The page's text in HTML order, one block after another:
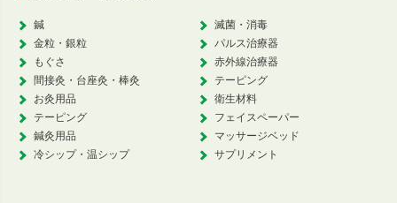
鍼
金粒・銀粒
もぐさ
間接灸・台座灸・棒灸
お灸用品
テーピング
鍼灸用品
冷シップ・温シップ
滅菌・消毒
パルス治療器
赤外線治療器
テーピング
衛生材料
フェイスペーパー
マッサージベッド
サプリメント